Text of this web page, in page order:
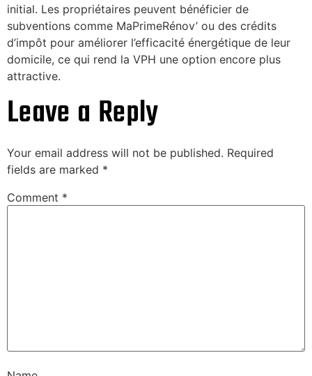
initial. Les propriétaires peuvent bénéficier de
subventions comme MaPrimeRénov’ ou des crédits
d’impôt pour améliorer l’efficacité énergétique de leur
domicile, ce qui rend la VPH une option encore plus
attractive.
Leave a Reply
Your email address will not be published. Required
fields are marked *
Comment *